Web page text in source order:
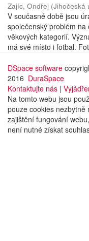
Zajíc, Ondřej (Jihočeská
V současné době jsou
společenský problém
věkových kategorií.
má své místo i fotbal.
DSpace software
2016 DuraSpace
Kontaktujte nás |
Na tomto webu jsou
pouze cookies nezbytně
zajištění fungování
není nutné získat